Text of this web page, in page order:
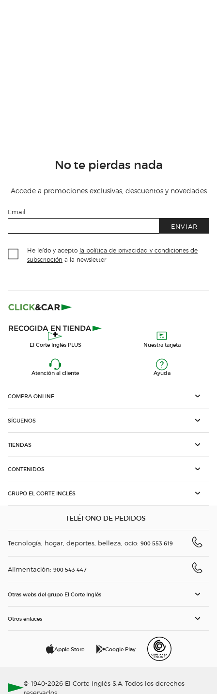
No te pierdas nada
Accede a promociones exclusivas, descuentos y novedades
Email
ENVIAR
He leído y acepto la política de privacidad y condiciones de
subscripción a la newsletter
El Corte Inglés PLUS Nuestra tarjeta
Atención al cliente Ayuda
COMPRA ONLINE
SÍGUENOS
TIENDAS
CONTENIDOS
GRUPO EL CORTE INGLÉS
TELÉFONO DE PEDIDOS
Tecnología, hogar, deportes, belleza, ocio: 900 553 619
Alimentación: 900 543 447
Otras webs del grupo El Corte Inglés
Otros enlaces
Apple Store Google Play
© 1940-2026 El Corte Inglés S.A. Todos los derechos